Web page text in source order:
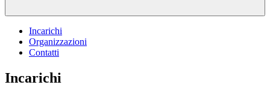
Incarichi
Organizzazioni
Contatti
Incarichi